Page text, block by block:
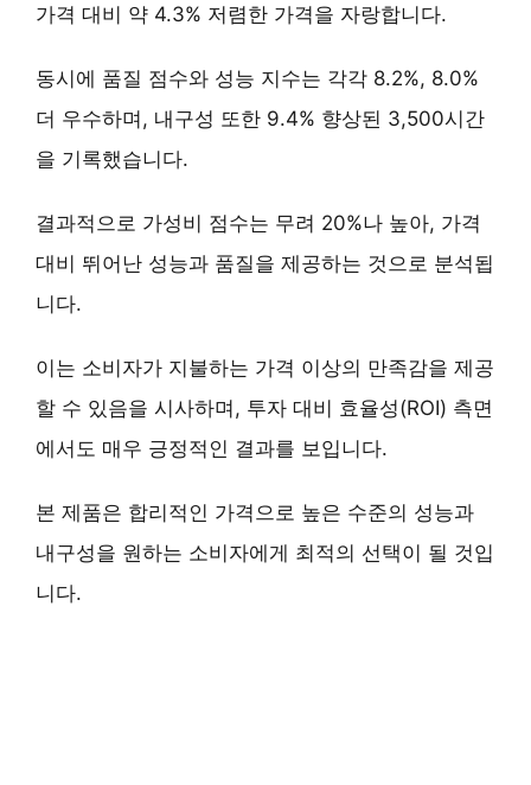
가격 대비 약 4.3% 저렴한 가격을 자랑합니다.
동시에 품질 점수와 성능 지수는 각각 8.2%, 8.0%
더 우수하며, 내구성 또한 9.4% 향상된 3,500시간
을 기록했습니다.
결과적으로 가성비 점수는 무려 20%나 높아, 가격
대비 뛰어난 성능과 품질을 제공하는 것으로 분석됩
니다.
이는 소비자가 지불하는 가격 이상의 만족감을 제공
할 수 있음을 시사하며, 투자 대비 효율성(ROI) 측면
에서도 매우 긍정적인 결과를 보입니다.
본 제품은 합리적인 가격으로 높은 수준의 성능과
내구성을 원하는 소비자에게 최적의 선택이 될 것입
니다.